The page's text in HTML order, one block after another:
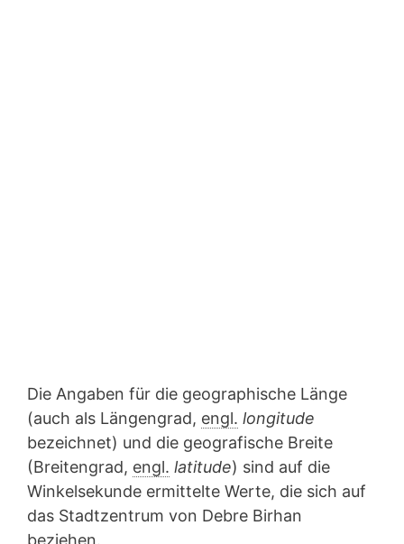
Die Angaben für die geographische Länge
(auch als Längengrad, engl. longitude
bezeichnet) und die geografische Breite
(Breitengrad, engl. latitude) sind auf die
Winkelsekunde ermittelte Werte, die sich auf
das Stadtzentrum von Debre Birhan
beziehen.